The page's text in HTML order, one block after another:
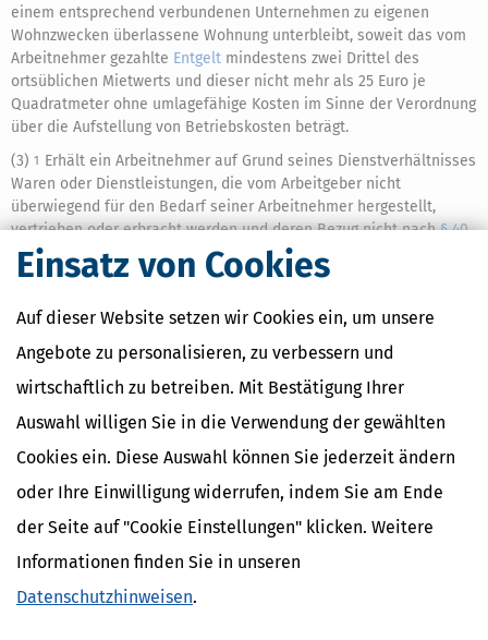
Einsatz von Cookies
Auf dieser Website setzen wir Cookies ein, um unsere
Angebote zu personalisieren, zu verbessern und
wirtschaftlich zu betreiben. Mit Bestätigung Ihrer
Auswahl willigen Sie in die Verwendung der gewählten
Cookies ein. Diese Auswahl können Sie jederzeit ändern
oder Ihre Einwilligung widerrufen, indem Sie am Ende
der Seite auf "Cookie Einstellungen" klicken. Weitere
Informationen finden Sie in unseren
Datenschutzhinweisen.
einem entsprechend verbundenen Unternehmen zu eigenen
Wohnzwecken überlassene Wohnung unterbleibt, soweit das vom
Arbeitnehmer gezahlte Entgelt mindestens zwei Drittel des
ortsüblichen Mietwerts und dieser nicht mehr als 25 Euro je
Quadratmeter ohne umlagefähige Kosten im Sinne der Verordnung
über die Aufstellung von Betriebskosten beträgt.
(3) 1 Erhält ein Arbeitnehmer auf Grund seines Dienstverhältnisses
Waren oder Dienstleistungen, die vom Arbeitgeber nicht
überwiegend für den Bedarf seiner Arbeitnehmer hergestellt,
vertrieben oder erbracht werden und deren Bezug nicht nach§ 40
pauschal versteuert wird, so gelten als deren Werte abweichend
von Absatz 2 die um 4 Prozent geminderten Endpreise, zu denen
Abnehmer die Waren oder Dienstleistungen fremden
Letztverbrauchern im allgemeinen Geschäftsverkehr anbietet.
Die sich nach Abzug der vom Arbeitnehmer gezahlten Entgelte
ergebenden Vorteile sind steuerfrei, soweit sie aus dem
Dienstverhältnis insgesamt 1.080 Euro im Kalenderjahr nicht
(4)
Im Sinne dieses Gesetzes werden Leistungen des
Arbeitgebers oder auf seine Veranlassung eines Dritten
(Sachbezüge oder Zuschüsse) für eine Beschäftigung nur dann
zusätzlich zum ohnehin geschuldeten Arbeitslohn erbracht, wenn
angerechnet,